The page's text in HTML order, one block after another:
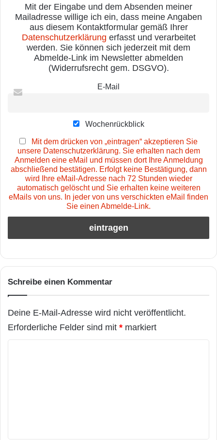
Mit der Eingabe und dem Absenden meiner
Mailadresse willige ich ein, dass meine Angaben
aus diesem Kontaktformular gemäß Ihrer
Datenschutzerklärung erfasst und verarbeitet
werden. Sie können sich jederzeit mit dem
Abmelde-Link im Newsletter abmelden
(Widerrufsrecht gem. DSGVO).
E-Mail
Wochenrückblick
Mit dem drücken von „eintragen“ akzeptieren Sie
unsere Datenschutzerklärung. Sie erhalten nach dem
Anmelden eine eMail und müssen dort Ihre Anmeldung
abschließend bestätigen. Erfolgt keine Bestätigung, dann
wird Ihre eMail-Adresse nach 72 Stunden wieder
automatisch gelöscht und Sie erhalten keine weiteren
eMails von uns. In jeder von uns verschickten eMail finden
Sie einen Abmelde-Link.
Schreibe einen Kommentar
Deine E-Mail-Adresse wird nicht veröffentlicht.
Erforderliche Felder sind mit * markiert